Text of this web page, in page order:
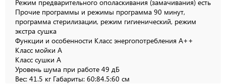
Режим предварительного ополаскивания (замачивания) есть
Прочие программы и режимы программа 90 минут,
программа стерилизации, режим гигиенический, режим
экстра сушка
Функции и особенности Класс энергопотребления A++
Класс мойки A
Класс сушки A
Уровень шума при работе 49 дБ
Вес: 41.5 кг Габариты: 60:84.5:60 см